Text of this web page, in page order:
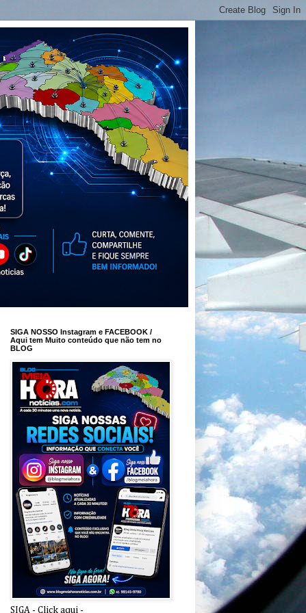
SIGA NOSSO Instagram e FACEBOOK /
Aqui tem Muito conteúdo que não tem no
BLOG
SIGA - Click aqui -